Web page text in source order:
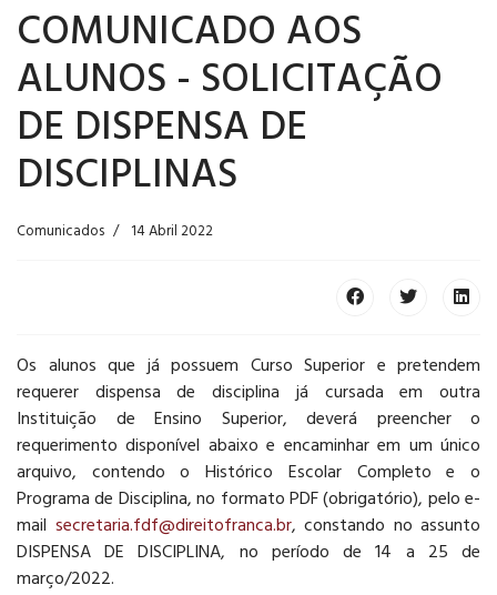
COMUNICADO AOS
ALUNOS - SOLICITAÇÃO
DE DISPENSA DE
DISCIPLINAS
Comunicados 14 Abril 2022
Os alunos que já possuem Curso Superior e pretendem
requerer dispensa de disciplina já cursada em outra
Instituição de Ensino Superior, deverá preencher o
requerimento disponível abaixo e encaminhar em um único
arquivo, contendo o Histórico Escolar Completo e o
Programa de Disciplina, no formato PDF (obrigatório), pelo e-
mail secretaria.fdf@direitofranca.br, constando no assunto
DISPENSA DE DISCIPLINA, no período de 14 a 25 de
março/2022.